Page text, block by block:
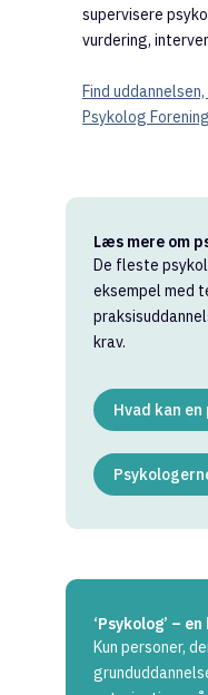
supervisere
vurdering,
Find
Psykolog Forening
Læs mere om
De fleste
eksempel med
krav.
Hvad kan
‘Psykolog’ –
Kun personer,